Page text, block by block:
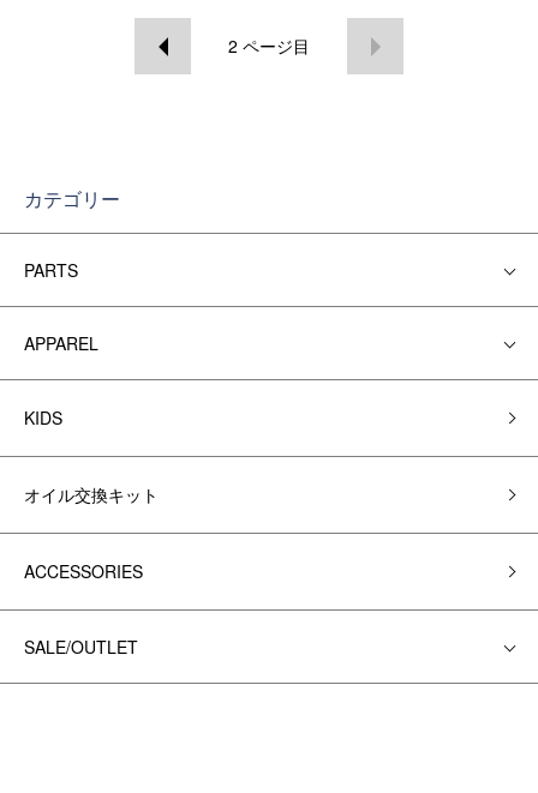
2 ページ目
カテゴリー
PARTS
APPAREL
KIDS
オイル交換キット
ACCESSORIES
SALE/OUTLET